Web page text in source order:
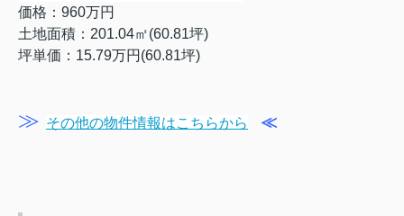
価格：960万円
土地面積： 201.04㎡(60.81坪)
坪単価： 15.79万円(60.81坪)
≫ その他の物件情報はこちらから ≪